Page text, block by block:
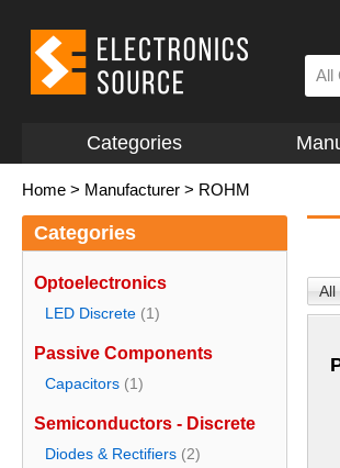
All
Categories
Home > Manufacturer > ROHM
Categories
Optoelectronics
LED Discrete (1)
Passive Components
Capacitors (1)
Semiconductors - Discrete
Diodes & Rectifiers (2)
All